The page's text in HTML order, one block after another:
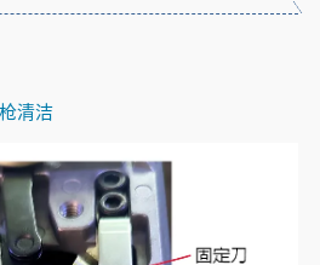
清洁